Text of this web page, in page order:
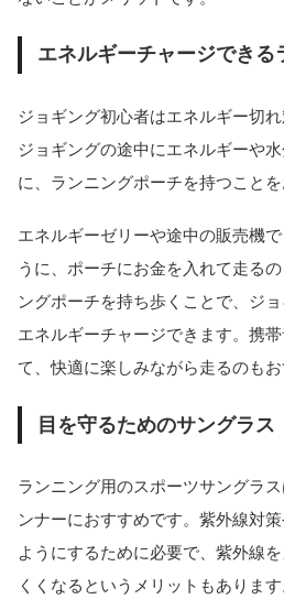
エネルギーチャージできる
ジョギング初心者はエネルギー切れ
ジョギングの途中にエネルギーや
に、ランニングポーチを持つことを
エネルギーゼリーや途中の販売機
うに、ポーチにお金を入れて走る
ングポーチを持ち歩くことで、ジ
エネルギーチャージできます。携
て、快適に楽しみながら走るのもお
目を守るためのサングラス
ランニング用のスポーツサングラ
ンナーにおすすめです。紫外線対
ようにするために必要で、紫外線
くくなるというメリットもあります